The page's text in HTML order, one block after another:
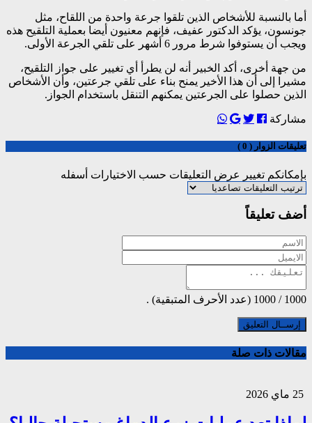
أما بالنسبة للأشخاص الذين تلقوا جرعة واحدة من اللقاح، مثل
جونسون، يؤكد الدكتور عفيف، فإنهم معنيون أيضا بعملية التلقيح هذه
ويجب أن يستوفوا شرط مرور 6 أشهر على تلقي الجرعة الأولى.
من جهة أخرى، أكد الخبير أنه لن يطرأ أي تغيير على جواز التلقيح،
مشيرا إلى أن هذا الأخير يمنح بناء على تلقي جرعتين، وأن الأشخاص
الذين حصلوا على الجرعتين يمكنهم التنقل باستخدام الجواز.
مشاركة
تعليقات الزوار ( 0 )
بإمكانكم تغيير عرض التعليقات حسب الاختيارات أسفله
أضف تعليقاً
1000
/
1000 (عدد الأحرف المتبقية) .
مقالات ذات صلة